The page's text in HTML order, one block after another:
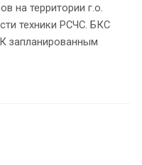
на территории г.о.
техники РСЧС. БКС
запланированным